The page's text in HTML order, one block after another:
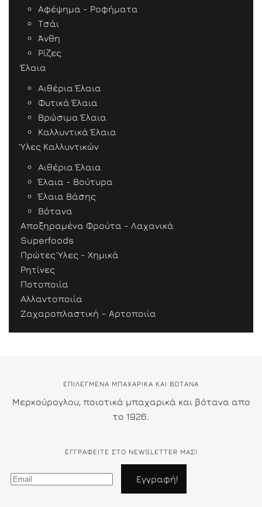
Αφέψημα - Ροφήματα
Τσάι
Άνθη
Ρίζες
Έλαια
Αιθέρια Έλαια
Φυτικά Έλαια
Βρώσιμα Έλαια
Καλλυντικά Έλαια
Ύλες Καλλυντικών
Αιθέρια Έλαια
Έλαια - Βούτυρα
Έλαια Βάσης
Βότανα
Αποξηραμένα Φρούτα - Λαχανικά
Superfoods
Πρώτες Ύλες - Χημικά
Ρητίνες
Ποτοποιία
Αλλαντοποιία
Ζαχαροπλαστική – Αρτοποιία
ΕΠΙΛΕΓΜΕΝΑ ΜΠΑΧΑΡΙΚΑ ΚΑΙ ΒΟΤΑΝΑ
Μερκούρογλου, ποιοτικά μπαχαρικά και βότανα απο
το 1926.
ΕΓΓΡΑΦΕΊΤΕ ΣΤΟ NEWSLETTER ΜΑΣ!